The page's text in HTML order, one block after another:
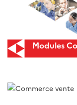
Modules